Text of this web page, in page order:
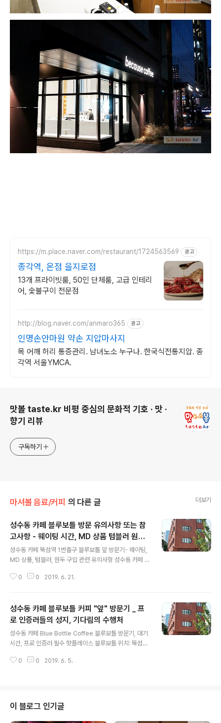
https://m.place.naver.com/restaurant/1724563569 광고
종각역, 온점 을지로점
13개 프라이빗룸, 50인 단체룸, 고급 인테리
어, 숯불구이 전문점
http://blog.naver.com/anmaro365 광고
인명손안마원 약손 지압마사지
목 어깨 허리 통증관리. 남녀노소 누구나. 한국식전통지압. 종
각역 서울YMCA.
맛볼 taste.kr 비평 중심의 문화적 기호 · 맛 ·
향기 리뷰
구독하기
마셔볼 음료/커피 의 다른 글 더보기
성수동 카페 블루보틀 방문 유의사항 또는 참
고사항 - 웨이팅 시간, MD 상품 텀블러 원두
구매시
성수동 카페 뚝섬역 1번출구 블루보틀 앞 방문기- 웨이팅,
MD 상품, 텀블러, 원두 구입 관련 유의사항 성수동 카페 블
루보틀을 방문해주신 모든 분께 진심으로 감사합니다. 모
대 주차가 불가능합니다. - 음료 테이크아웃 및 MD 상품
구매다 대기가 필요합니다. - 일행 합류는 다른 거객님들께
피해가 될 수 있으니 지양해주세요. - 화장실 및 주차로 인
한 대기열 이탈 시 직원에게 꼭 말씀해주세요. - 고객님들
의 원활한 출입을 위해 입구와 계단 사이 공간을 확보해주
세요. - 시진 및 영상 촬영 시, 고객님들과 블루보틀 바리스
0 0 2019. 6. 21.
성수동 카페 블루보틀 커피 "앞" 방문기 _ 프
로 인증러들의 성지, 기다림의 수행처
성수동 카페 Blue Bottle Coffee 블루보틀 방문기, 대기
시간, 프로 인증러 필수 핫플레이스 블루보틀 위치: 뚝섬역
섬역 1번출구 바로 앞 블루보틀 성수점, 하염없는 기다림의
도 줄 서서 인내심 충만하게 너끈히 기꺼이 기다릴 수 있는
마음 역량을 지닌, 1. 열혈 얼리어답터 2. "자임 힙스터" 성
0 0 2019. 6. 5.
이 블로그 인기글